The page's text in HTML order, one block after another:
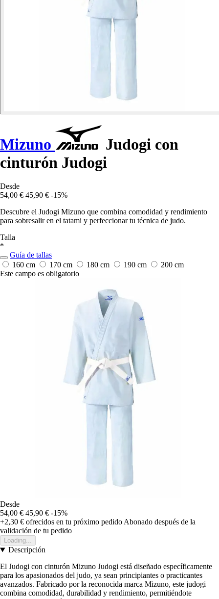
Mizuno
Judogi con
cinturón Judogi
Desde
54,00 € 45,90 € -15%
Descubre el Judogi Mizuno que combina comodidad y rendimiento
para sobresalir en el tatami y perfeccionar tu técnica de judo.
Talla
*
Guía de tallas
160 cm
170 cm 180 cm 190 cm
200 cm
Este campo es obligatorio
Desde
54,00 € 45,90 € -15%
+2,30 € ofrecidos en tu próximo pedido Abonado después de la
validación de tu pedido
Loading...
Descripción
El Judogi con cinturón Mizuno Judogi está diseñado específicamente
para los apasionados del judo, ya sean principiantes o practicantes
avanzados. Fabricado por la reconocida marca Mizuno, este judogi
combina comodidad, durabilidad y rendimiento, permitiéndote